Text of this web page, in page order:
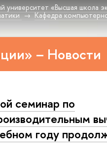
университет «Высшая школа
Кафедра
– Новости
семинар по
году